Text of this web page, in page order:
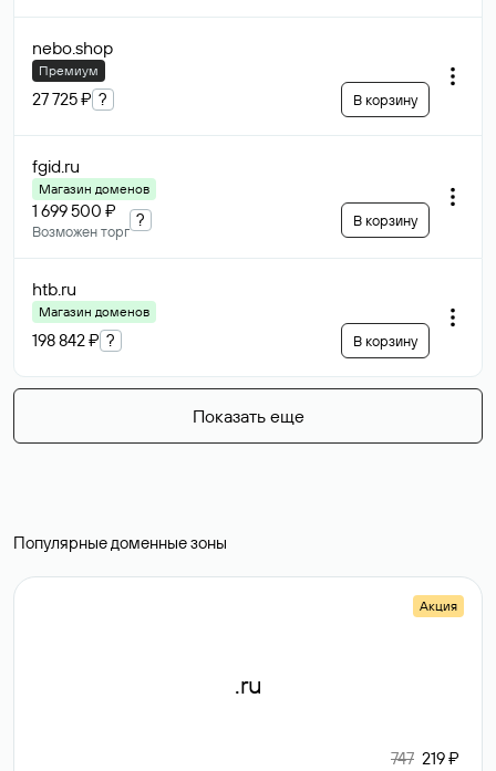
nebo.shop
Премиум
27 725 ₽ ? В корзину
fgid.ru
Магазин доменов
1 699 500 ₽
Возможен торг
? В корзину
htb.ru
Магазин доменов
198 842 ₽ ? В корзину
Показать еще
Популярные доменные зоны
Акция
.ru
747 219 ₽